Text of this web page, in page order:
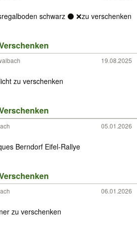
schwarz ⚫️ ❌️zu verschenken
19.08.2025
zu verschenken
05.01.2026
Berndorf Eifel-Rallye
06.01.2026
zu verschenken